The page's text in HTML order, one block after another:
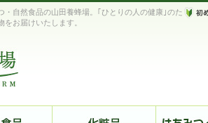
・自然食品の山田養蜂場。｢ひとりの人の健康｣のた
お届けいたします。